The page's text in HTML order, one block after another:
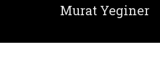
Murat Yeginer